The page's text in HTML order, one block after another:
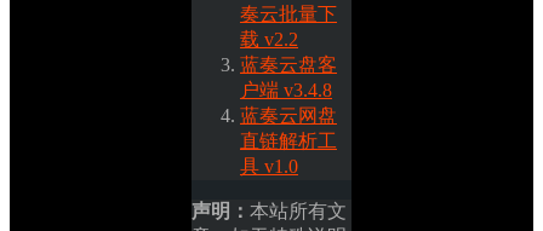
奏云批量下
载 v2.2
蓝奏云盘客
户端 v3.4.8
蓝奏云网盘
直链解析工
具 v1.0
声明： 本站所有文